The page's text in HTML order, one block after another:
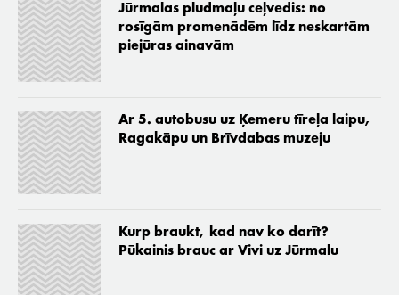
Jūrmalas pludmaļu ceļvedis: no
rosīgām promenādēm līdz neskartām
piejūras ainavām
Ar 5. autobusu uz Ķemeru tīreļa laipu,
Ragakāpu un Brīvdabas muzeju
Kurp braukt, kad nav ko darīt?
Pūkainis brauc ar Vivi uz Jūrmalu